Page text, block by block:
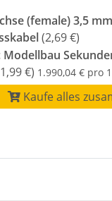
(female) 3,5
(2,69 €)
€) 1.990,04 € pro
Kaufe alles